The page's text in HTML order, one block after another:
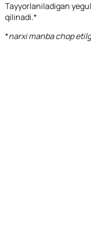
Tayyorlaniladigan
qilinadi.*
*narxi manba chop